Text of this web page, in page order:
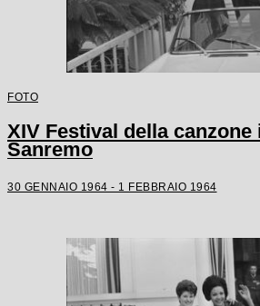
FOTO
XIV Festival della canzone
Sanremo
30 GENNAIO 1964 - 1 FEBBRAIO 1964